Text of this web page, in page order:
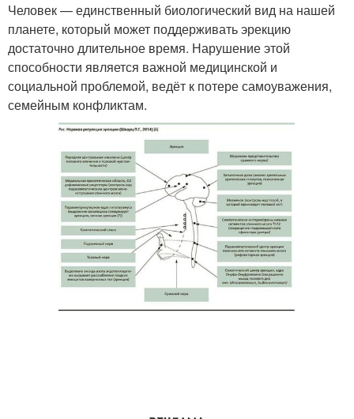
Человек — единственный биологический вид на нашей
планете, который может поддерживать эрекцию
достаточно длительное время. Нарушение этой
способности является важной медицинской и
социальной проблемой, ведёт к потере самоуважения,
семейным конфликтам.